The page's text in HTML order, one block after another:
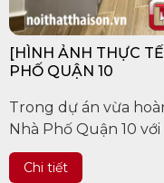
[HÌNH ẢNH THỰC
PHỐ QUẬN 10
Trong dự án vừa
Nhà Phố Quận 10
được dựng xây với ý
gian tích hợp với
Chi tiết